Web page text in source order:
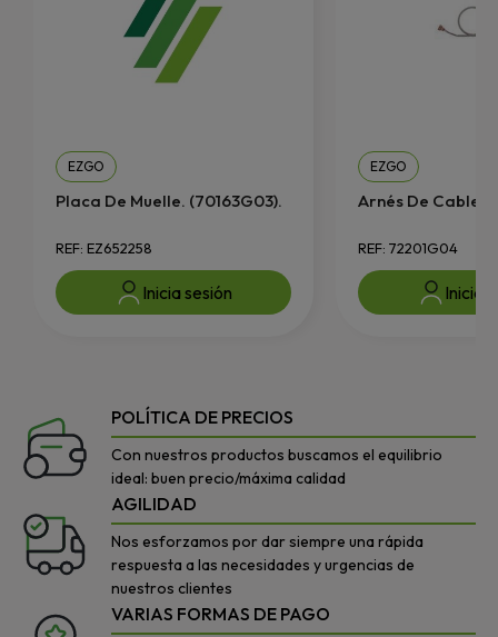
EZGO
Placa De Muelle. (70163G03).
REF: EZ652258
Inicia sesión
EZGO
Arnés De
REF: 72201G04
Inicia
POLÍTICA DE PRECIOS
Con nuestros productos buscamos el equilibrio
ideal: buen precio/máxima calidad
AGILIDAD
Nos esforzamos por dar siempre una rápida
respuesta a las necesidades y urgencias de
nuestros clientes
VARIAS FORMAS DE PAGO